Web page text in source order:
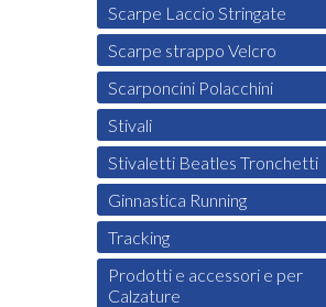
Scarpe Laccio Stringate
Scarpe strappo Velcro
Scarponcini Polacchini
Stivali
Stivaletti Beatles Tronchetti
Ginnastica Running
Tracking
Prodotti e accessori e per
Calzature